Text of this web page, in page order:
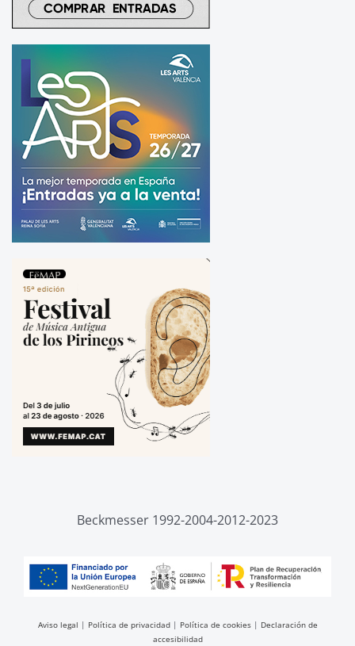
Beckmesser 1992-2004-2012-2023
Aviso legal | Política de privacidad| Política de cookies| Declaración de
accesibilidad